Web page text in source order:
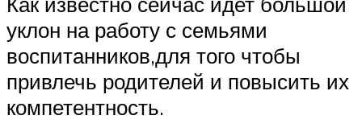
уклон на работу с семьями
воспитанников,для того чтобы
привлечь родителей и повысить их
компетентность.